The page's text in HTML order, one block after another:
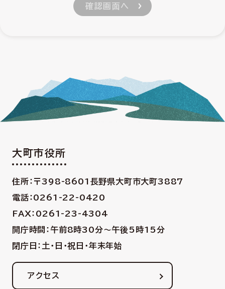
大町市役所
住所：〒398-8601 長野県大町市大町3887
電話：0261-22-0420
FAX：0261-23-4304
開庁時間：午前8時30分〜午後5時15分
閉庁日：土・日・祝日・年末年始
アクセス